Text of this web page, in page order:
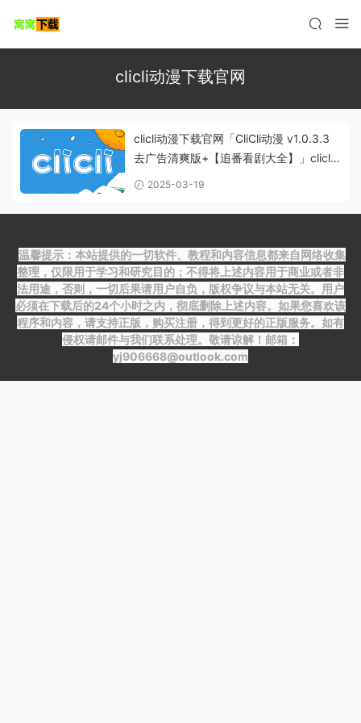
clicli动漫下载官网
clicli动漫下载官网「CliCli动漫 v1.0.3.3
去广告清爽版+【追番看剧大全】」clicli
动漫正版安装
2025-03-19
温馨提示：本站提供的一切软件、教程和内容信息都来自网络收集
整理，仅限用于学习和研究目的；不得将上述内容用于商业或者非
法用途，否则，一切后果请用户自负，版权争议与本站无关。用户
必须在下载后的24个小时之内，彻底删除上述内容。如果您喜欢该
程序和内容，请支持正版，购买注册，得到更好的正版服务。如有
侵权请邮件与我们联系处理。敬请谅解！邮箱：
yj906668@outlook.com